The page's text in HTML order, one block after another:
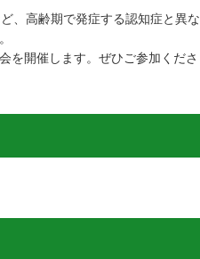
、高齢期で発症する認知症と異な
を開催します。ぜひご参加くださ